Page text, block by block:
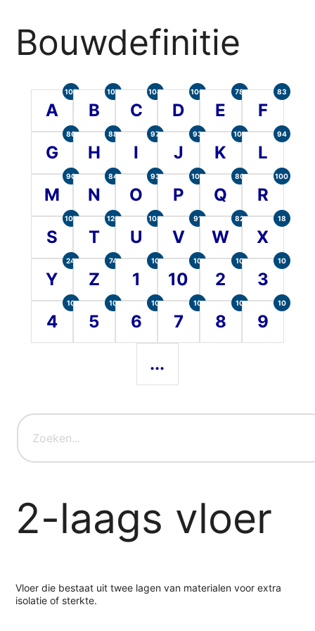
Bouwdefinitie
A
105
B
107
C
104
D
100
E
78
F
83
G
86
H
88
I
97
J
93
K
101
L
94
M
90
N
84
O
93
P
101
Q
80
R
100
S
107
T
120
U
104
V
91
W
82
X
18
Y
24
Z
74
1
10
10
10
2
10
3
10
4
10
5
10
6
10
7
10
8
10
9
10
...
2-laags vloer
Vloer die bestaat uit twee lagen van materialen voor extra
isolatie of sterkte.